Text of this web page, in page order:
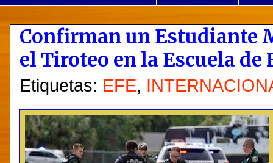
Confirman un Estudiante
el Tiroteo en la Escuela
Etiquetas: EFE,